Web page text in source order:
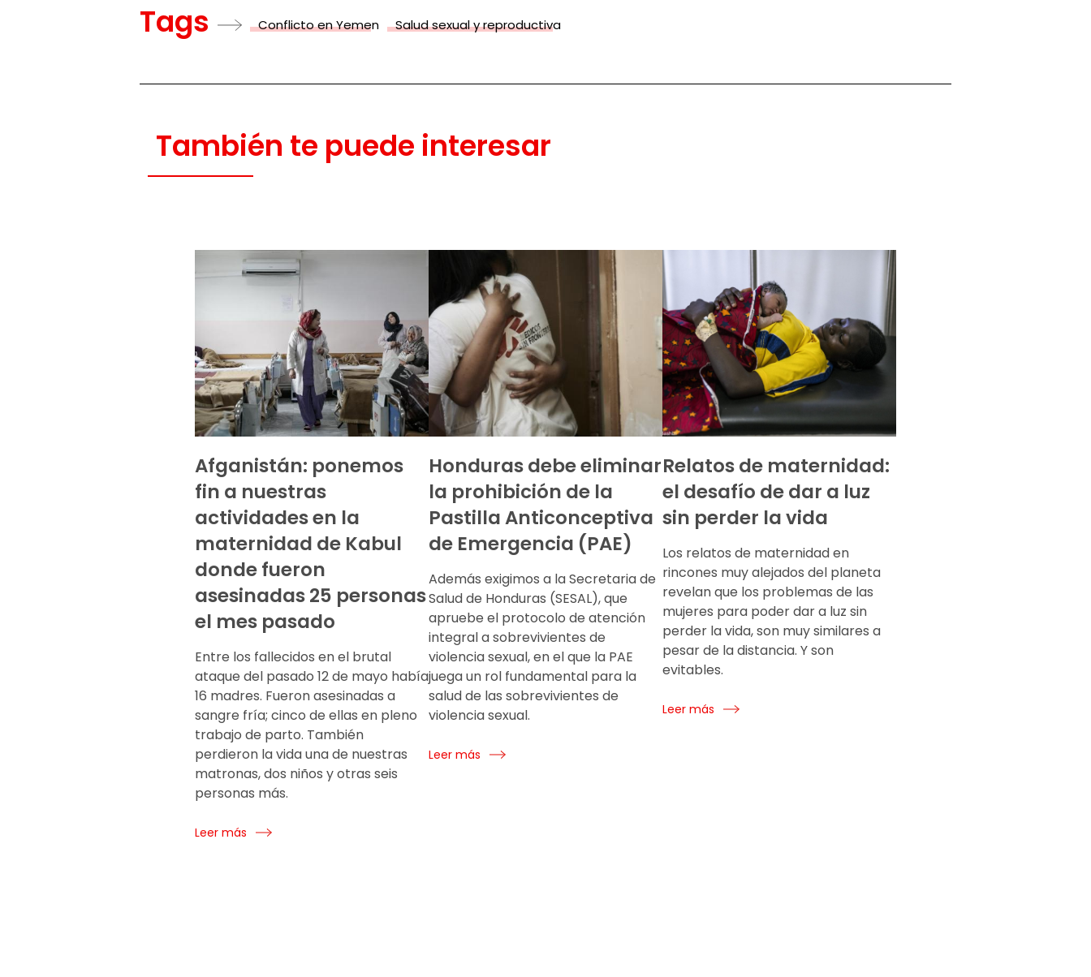
Tags Conflicto en Yemen Salud sexual y reproductiva
También te puede interesar
Afganistán: ponemos
fin a nuestras
actividades en la
maternidad de Kabul
donde fueron
asesinadas 25 personas
el mes pasado
Entre los fallecidos en el brutal
ataque del pasado 12 de mayo había
16 madres. Fueron asesinadas a
sangre fría; cinco de ellas en pleno
trabajo de parto. También
perdieron la vida una de nuestras
matronas, dos niños y otras seis
personas más.
Leer más
Honduras debe eliminar
la prohibición de la
Pastilla Anticonceptiva
de Emergencia (PAE)
Además exigimos a la Secretaria de
Salud de Honduras (SESAL), que
apruebe el protocolo de atención
integral a sobrevivientes de
violencia sexual, en el que la PAE
juega un rol fundamental para la
salud de las sobrevivientes de
violencia sexual.
Leer más
Relatos de maternidad:
el desafío de dar a luz
sin perder la vida
Los relatos de maternidad en
rincones muy alejados del planeta
revelan que los problemas de las
mujeres para poder dar a luz sin
perder la vida, son muy similares a
pesar de la distancia. Y son
evitables.
Leer más